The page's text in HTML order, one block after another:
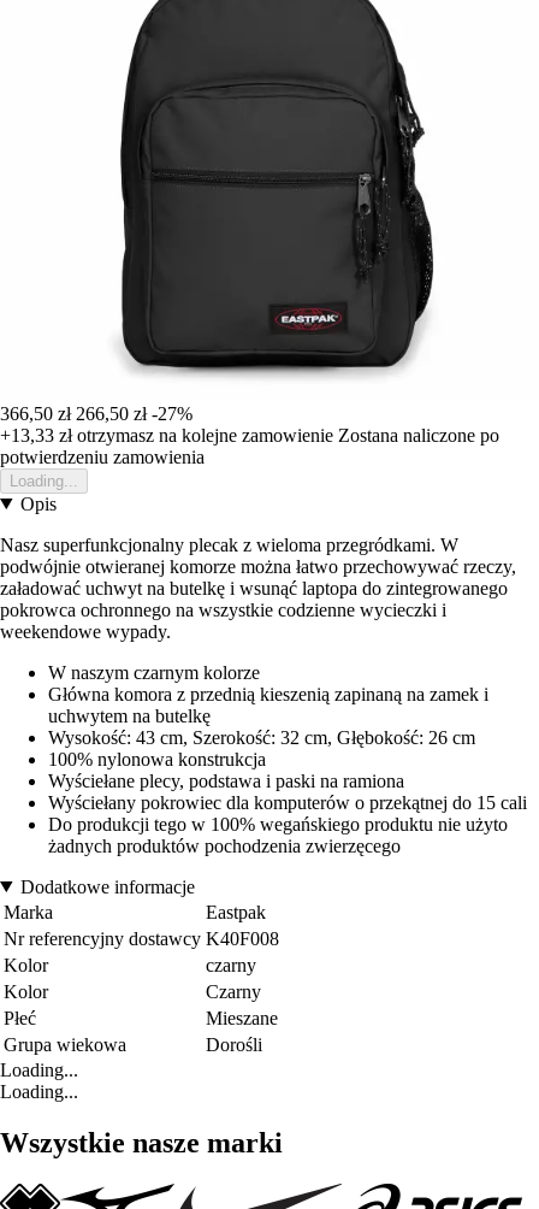
366,50 zł 266,50 zł -27%
+13,33 złotrzymasz na kolejne zamowienie Zostana naliczone po
potwierdzeniu zamowienia
Loading...
Opis
Nasz superfunkcjonalny plecak z wieloma przegródkami. W
podwójnie otwieranej komorze można łatwo przechowywać rzeczy,
załadować uchwyt na butelkę i wsunąć laptopa do zintegrowanego
pokrowca ochronnego na wszystkie codzienne wycieczki i
weekendowe wypady.
W naszym czarnym kolorze
Główna komora z przednią kieszenią zapinaną na zamek i
uchwytem na butelkę
Wysokość: 43 cm, Szerokość: 32 cm, Głębokość: 26 cm
100% nylonowa konstrukcja
Wyściełane plecy, podstawa i paski na ramiona
Wyściełany pokrowiec dla komputerów o przekątnej do 15 cali
Do produkcji tego w 100% wegańskiego produktu nie użyto
żadnych produktów pochodzenia zwierzęcego
Dodatkowe informacje
Marka
Eastpak
Nr referencyjny dostawcy K40F008
Kolor
czarny
Kolor
Czarny
Płeć
Mieszane
Grupa wiekowa
Dorośli
Loading...
Loading...
Wszystkie nasze marki